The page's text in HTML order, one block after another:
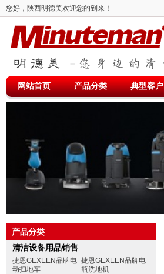
您好，陕西明德美欢迎您的到来！
网站首页 产品分类 典型客户
产品分类
清洁设备用品销售
捷恩GEXEEN品牌电
动扫地车
捷恩GEXEEN品牌电
瓶洗地机